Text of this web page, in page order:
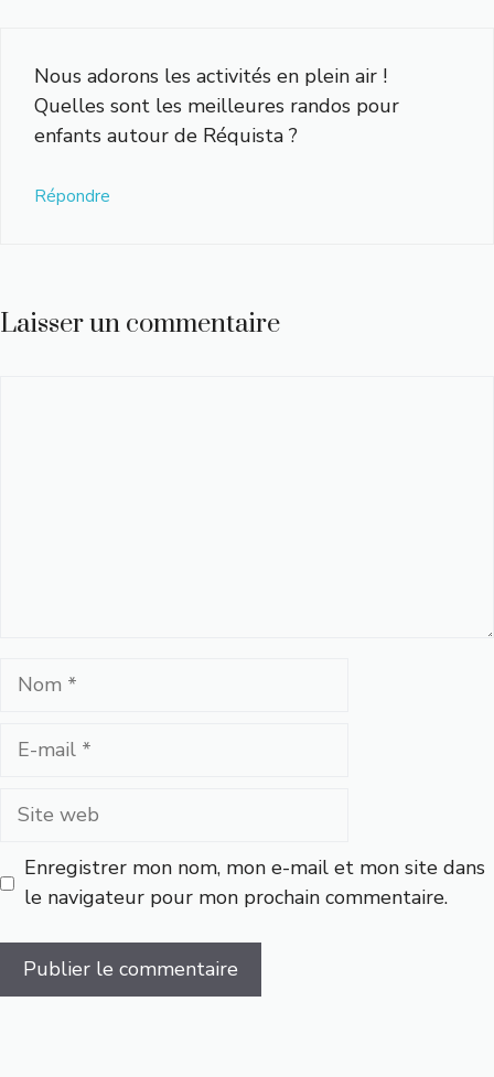
Nous adorons les activités en plein air !
Quelles sont les meilleures randos pour
enfants autour de Réquista ?
Répondre
Laisser un commentaire
Nom
Site
Enregistrer mon nom, mon e-mail et mon site dans
le navigateur pour mon prochain commentaire.